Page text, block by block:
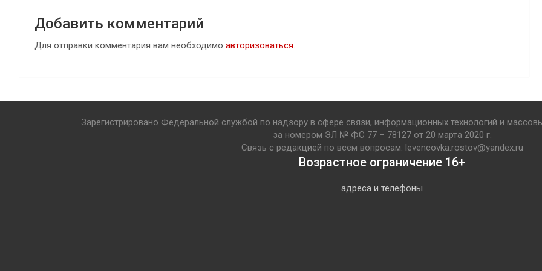
Добавить комментарий
Для отправки комментария вам необходимо авторизоваться.
Зарегистрировано Федеральной службой по надзору в сфере связи, информационных технологий и
за номером ЭЛ № ФС 77 – 78127 от 20 марта 2020 г.
Связь с редакцией по всем вопросам: levencovka.rostov@yandex.ru
Возрастное ограничение 16+
адреса и телефоны